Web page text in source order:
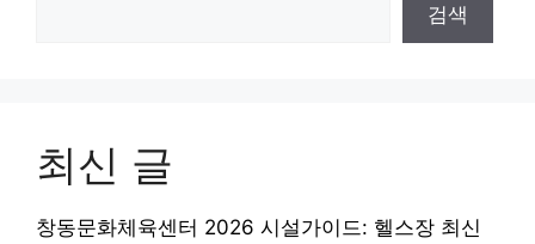
검색
최신 글
창동문화체육센터 2026 시설가이드: 헬스장 최신